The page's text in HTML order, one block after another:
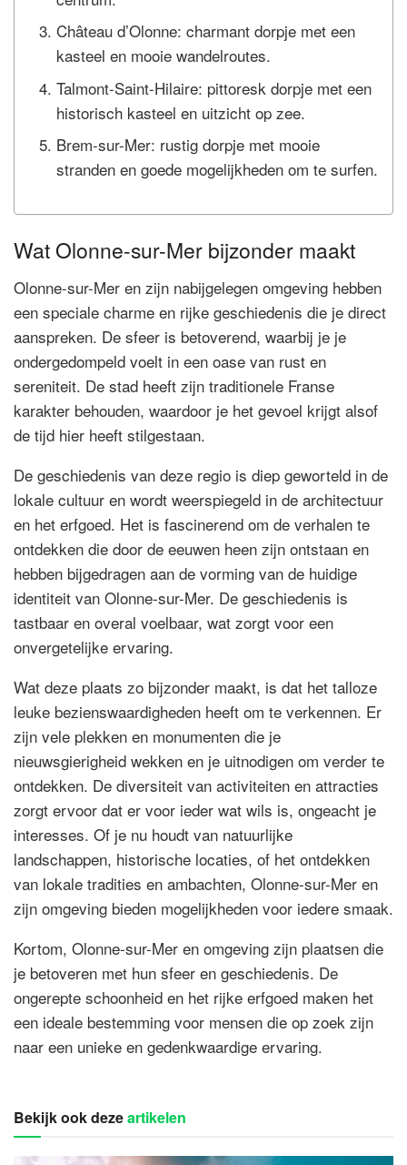
Château d’Olonne: charmant dorpje met een
kasteel en mooie wandelroutes.
Talmont-Saint-Hilaire: pittoresk dorpje met een
historisch kasteel en uitzicht op zee.
Brem-sur-Mer: rustig dorpje met mooie
stranden en goede mogelijkheden om te surfen.
Wat Olonne-sur-Mer bijzonder maakt
Olonne-sur-Mer en zijn nabijgelegen omgeving hebben
een speciale charme en rijke geschiedenis die je direct
aanspreken. De sfeer is betoverend, waarbij je je
ondergedompeld voelt in een oase van rust en
sereniteit. De stad heeft zijn traditionele Franse
karakter behouden, waardoor je het gevoel krijgt alsof
de tijd hier heeft stilgestaan.
De geschiedenis van deze regio is diep geworteld in de
lokale cultuur en wordt weerspiegeld in de architectuur
en het erfgoed. Het is fascinerend om de verhalen te
ontdekken die door de eeuwen heen zijn ontstaan en
hebben bijgedragen aan de vorming van de huidige
identiteit van Olonne-sur-Mer. De geschiedenis is
tastbaar en overal voelbaar, wat zorgt voor een
onvergetelijke ervaring.
Wat deze plaats zo bijzonder maakt, is dat het talloze
leuke bezienswaardigheden heeft om te verkennen. Er
zijn vele plekken en monumenten die je
nieuwsgierigheid wekken en je uitnodigen om verder te
ontdekken. De diversiteit van activiteiten en attracties
zorgt ervoor dat er voor ieder wat wils is, ongeacht je
interesses. Of je nu houdt van natuurlijke
landschappen, historische locaties, of het ontdekken
van lokale tradities en ambachten, Olonne-sur-Mer en
zijn omgeving bieden mogelijkheden voor iedere smaak.
Kortom, Olonne-sur-Mer en omgeving zijn plaatsen die
je betoveren met hun sfeer en geschiedenis. De
ongerepte schoonheid en het rijke erfgoed maken het
een ideale bestemming voor mensen die op zoek zijn
naar een unieke en gedenkwaardige ervaring.
Bekijk ook dezeartikelen